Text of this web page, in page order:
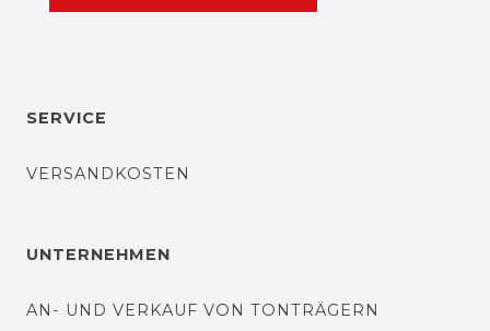
SERVICE
VERSANDKOSTEN
UNTERNEHMEN
AN- UND VERKAUF VON TONTRÄGERN